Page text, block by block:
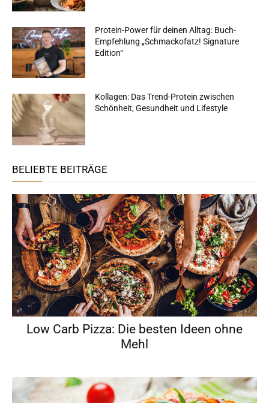
Protein-Power für deinen Alltag: Buch-
Empfehlung „Schmackofatz! Signature
Edition“
Kollagen: Das Trend-Protein zwischen
Schönheit, Gesundheit und Lifestyle
BELIEBTE BEITRÄGE
Low Carb Pizza: Die besten Ideen ohne
Mehl